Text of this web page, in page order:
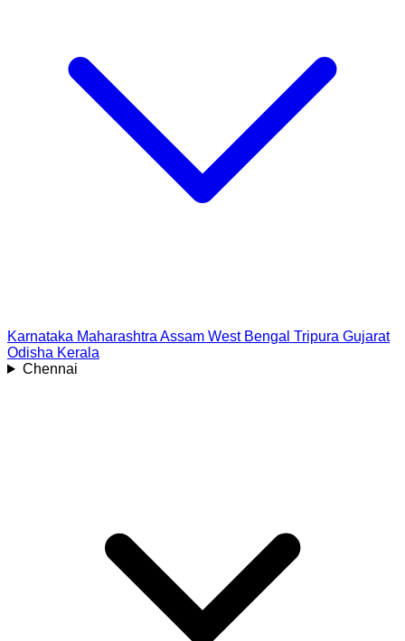
Karnataka Maharashtra Assam West Bengal Tripura Gujarat
Odisha Kerala
Chennai